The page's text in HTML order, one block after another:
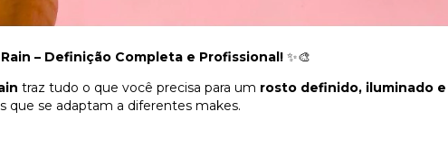
– Definição Completa e Profissional! ✨🎨
traz tudo o que você precisa para um rosto definido, iluminado e
que se adaptam a diferentes makes.